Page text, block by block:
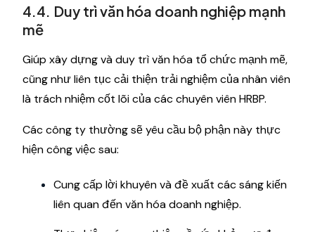
4.4. Duy trì văn hóa doanh nghiệp mạnh
mẽ
Giúp xây dựng và duy trì văn hóa tổ chức mạnh mẽ,
cũng như liên tục cải thiện trải nghiệm của nhân viên
là trách nhiệm cốt lõi của các chuyên viên HRBP.
Các công ty thường sẽ yêu cầu bộ phận này thực
hiện công việc sau:
Cung cấp lời khuyên và đề xuất các sáng kiến ​​
liên quan đến văn hóa doanh nghiệp.